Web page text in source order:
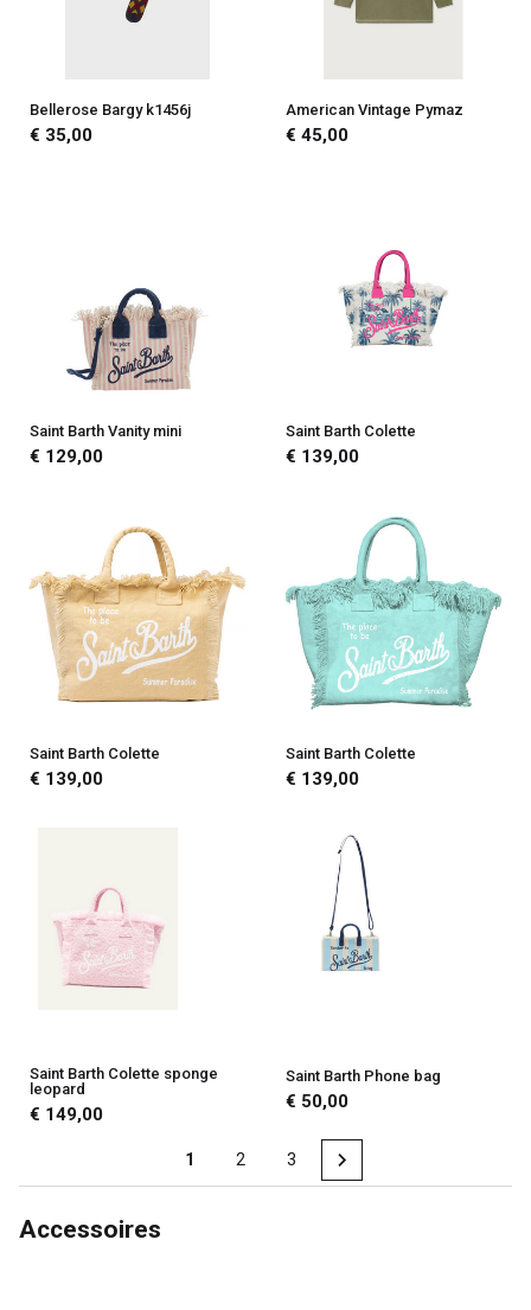
Bellerose Bargy k1456j
€ 35,00
American Vintage Pymaz
€ 45,00
Saint Barth Vanity mini
€ 129,00
Saint Barth Colette
€ 139,00
Saint Barth Colette
€ 139,00
Saint Barth Colette
€ 139,00
Saint Barth Colette sponge
leopard
€ 149,00
Saint Barth Phone bag
€ 50,00
1 2 3
Accessoires